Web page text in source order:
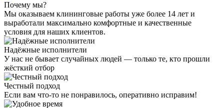
Почему мы?
Мы оказываем клининговые работы уже более 14 лет и
выработали максимально комфортные и качественные
условия для наших клиентов.
Надёжные исполнители
У нас не бывает случайных людей — только те, кто прошли
жёсткий отбор
Честный подход
Если вам что-то не понравилось, оперативно исправим!